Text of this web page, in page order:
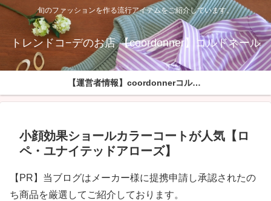
旬のファッションを作る流行アイテムをご紹介しています。
トレンドコ−デのお店 【coordonner】コルドネール
【運営者情報】coordonnerコルドネールへようこそ
小顔効果ショールカラーコートが人気【ロ
ペ・ユナイテッドアローズ】
【PR】当ブログはメーカー様に提携申請し承認されたの
ち商品を厳選してご紹介しております。